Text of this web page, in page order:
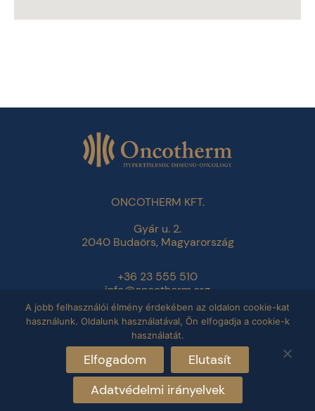
ONCOTHERM KFT.
Gyár u. 2.
2040 Budaörs, Magyarország
+36 23 555 510
info@oncotherm.org
Adatvédelmi tájékoztató
Impresszum
Copyright © 2026 Oncotherm. All rights reserved.
A jobb felhasználói élmény érdekében az oldalon cookie-kat
használunk. Oldalunk használatával, Ön elfogadja a cookie-k
használatát.
Elfogadom
Elutasít
Adatvédelmi irányelvek